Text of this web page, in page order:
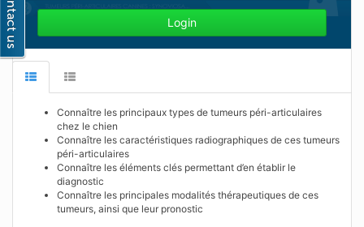
Login
Connaître les principaux types de tumeurs péri-articulaires
chez le chien
Connaître les caractéristiques radiographiques de ces tumeurs
péri-articulaires
Connaître les éléments clés permettant d’en établir le
diagnostic
Connaître les principales modalités thérapeutiques de ces
tumeurs, ainsi que leur pronostic